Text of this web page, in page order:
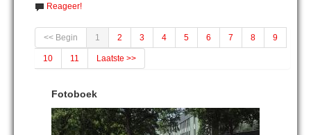
Reageer!
<< Begin 1 2 3 4 5 6 7 8 9
10 11 Laatste >>
Fotoboek